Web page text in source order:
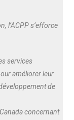
l’ACPP s’efforce
services
améliorer leur
de
concernant